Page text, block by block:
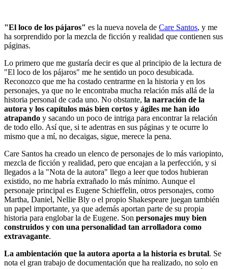
"El loco de los pájaros" es la nueva novela de Care Santos, y me
ha sorprendido por la mezcla de ficción y realidad que contienen sus
páginas.
Lo primero que me gustaría decir es que al principio de la lectura de
"El loco de los pájaros" me he sentido un poco desubicada.
Reconozco que me ha costado centrarme en la historia y en los
personajes, ya que no le encontraba mucha relación más allá de la
historia personal de cada uno. No obstante, la narración de la
autora y los capítulos más bien cortos y ágiles me han ido
atrapando y sacando un poco de intriga para encontrar la relación
de todo ello. Así que, si te adentras en sus páginas y te ocurre lo
mismo que a mí, no decaigas, sigue, merece la pena.
Care Santos ha creado un elenco de personajes de lo más variopinto,
mezcla de ficción y realidad, pero que encajan a la perfección, y si
llegados a la "Nota de la autora" llego a leer que todos hubieran
existido, no me habría extrañado lo más mínimo. Aunque el
personaje principal es Eugene Schieffelin, otros personajes, como
Martha, Daniel, Nellie Bly o el propio Shakespeare juegan también
un papel importante, ya que además aportan parte de su propia
historia para englobar la de Eugene. Son personajes muy bien
construidos y con una personalidad tan arrolladora como
extravagante.
La ambientación que la autora aporta a la historia es brutal. Se
nota el gran trabajo de documentación que ha realizado, no solo en